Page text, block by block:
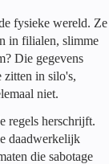
fysieke wereld. Ze
in filialen, slimme
Die gegevens
zitten in silo's,
niet.
regels herschrijft.
daadwerkelijk
die sabotage